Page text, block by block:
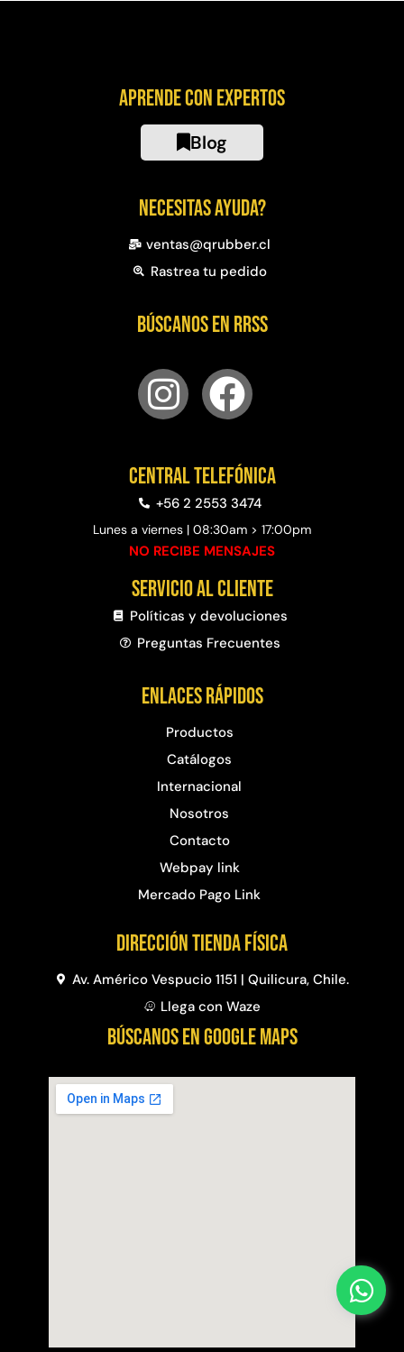
Aprende con expertos
Blog
Necesitas ayuda?
ventas@qrubber.cl
Rastrea tu pedido
Búscanos en RRSS
Central telefónica
+56 2 2553 3474
Lunes a viernes | 08:30am > 17:00pm
NO RECIBE MENSAJES
Servicio al cliente
Políticas y devoluciones
Preguntas Frecuentes​
Enlaces rápidos
Productos
Catálogos
Internacional
Nosotros
Contacto
Webpay link
Mercado Pago Link
Dirección Tienda física
Av. Américo Vespucio 1151 | Quilicura, Chile.
Llega con Waze
BÚSCANOS EN GOOGLE MAPS